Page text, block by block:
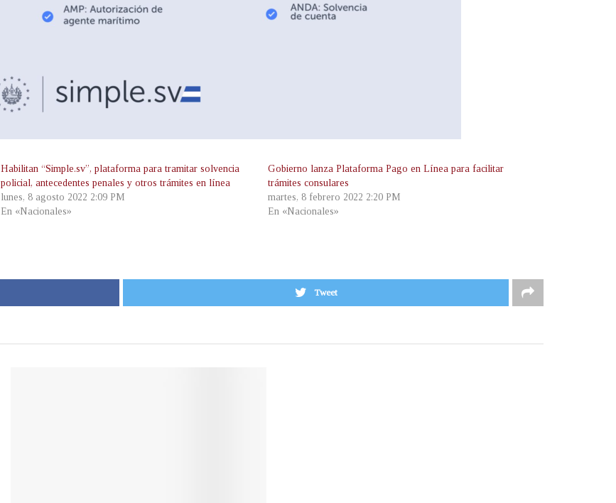
Habilitan “Simple.sv”, plataforma para tramitar solvencia
policial, antecedentes penales y otros trámites en línea
lunes, 8 agosto 2022 2:09 PM
En «Nacionales»
Gobierno lanza Plataforma Pago en Línea para facilitar
trámites consulares
martes, 8 febrero 2022 2:20 PM
En «Nacionales»
Tweet